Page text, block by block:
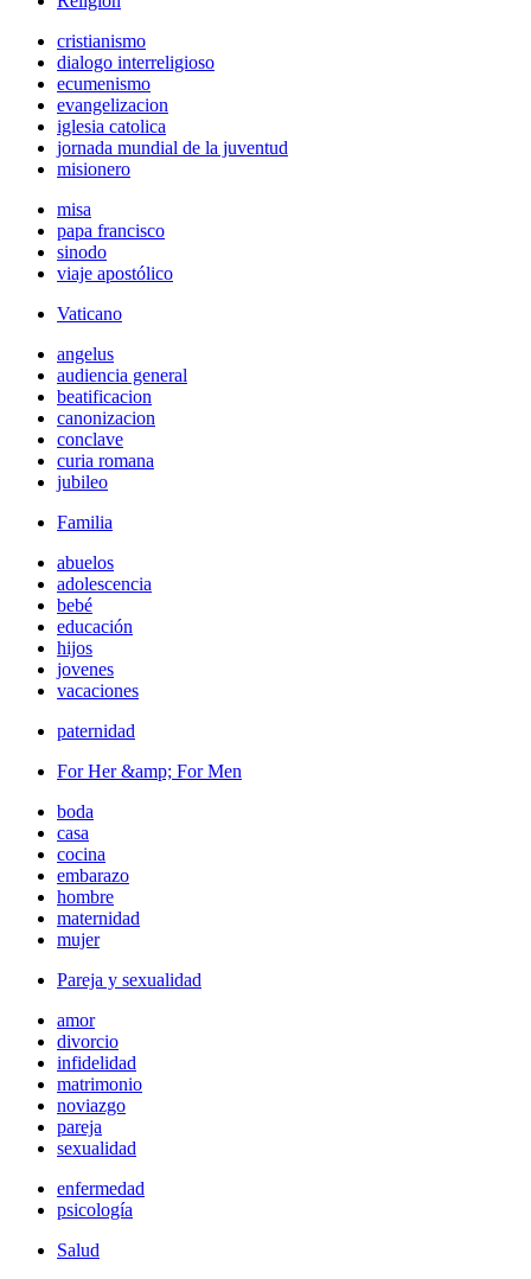
cristianismo
dialogo interreligioso
ecumenismo
evangelizacion
iglesia catolica
jornada mundial de la juventud
misionero
misa
papa francisco
sinodo
viaje apostólico
Vaticano
angelus
audiencia general
beatificacion
canonizacion
conclave
curia romana
jubileo
Familia
abuelos
adolescencia
bebé
educación
hijos
jovenes
vacaciones
paternidad
For Her &amp; For Men
boda
casa
cocina
embarazo
hombre
maternidad
mujer
Pareja y sexualidad
amor
divorcio
infidelidad
matrimonio
noviazgo
pareja
sexualidad
enfermedad
psicología
Salud